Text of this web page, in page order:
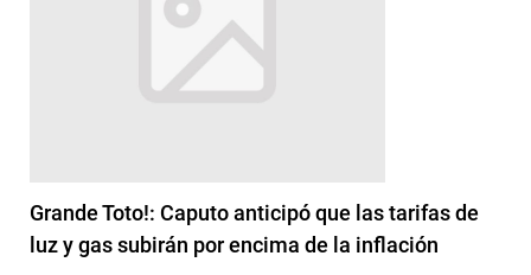
Grande Toto!: Caputo anticipó que las tarifas de
luz y gas subirán por encima de la inflación